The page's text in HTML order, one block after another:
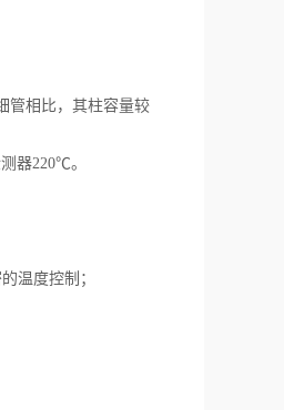
管相比，其柱容量较
器220℃。
温度控制；